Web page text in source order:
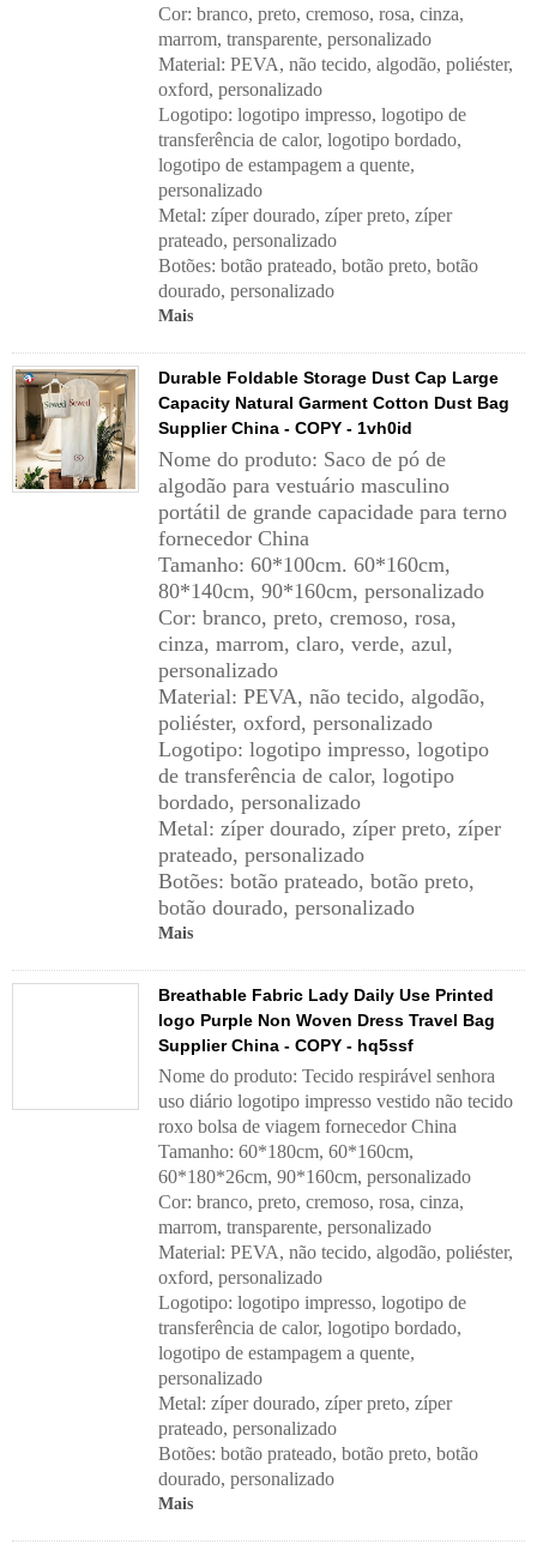
Cor: branco, preto, cremoso, rosa, cinza,
marrom, transparente, personalizado
Material: PEVA, não tecido, algodão, poliéster,
oxford, personalizado
Logotipo: logotipo impresso, logotipo de
transferência de calor, logotipo bordado,
logotipo de estampagem a quente,
personalizado
Metal: zíper dourado, zíper preto, zíper
prateado, personalizado
Botões: botão prateado, botão preto, botão
dourado, personalizado
Mais
Durable Foldable Storage Dust Cap Large
Capacity Natural Garment Cotton Dust Bag
Supplier China - COPY - 1vh0id
Nome do produto: Saco de pó de
algodão para vestuário masculino
portátil de grande capacidade para terno
fornecedor China
Tamanho: 60*100cm. 60*160cm,
80*140cm, 90*160cm, personalizado
Cor: branco, preto, cremoso, rosa,
cinza, marrom, claro, verde, azul,
personalizado
Material: PEVA, não tecido, algodão,
poliéster, oxford, personalizado
Logotipo: logotipo impresso, logotipo
de transferência de calor, logotipo
bordado, personalizado
Metal: zíper dourado, zíper preto, zíper
prateado, personalizado
Botões: botão prateado, botão preto,
botão dourado, personalizado
Mais
Breathable Fabric Lady Daily Use Printed
logo Purple Non Woven Dress Travel Bag
Supplier China - COPY - hq5ssf
Nome do produto: Tecido respirável senhora
uso diário logotipo impresso vestido não tecido
roxo bolsa de viagem fornecedor China
Tamanho: 60*180cm, 60*160cm,
60*180*26cm, 90*160cm, personalizado
Cor: branco, preto, cremoso, rosa, cinza,
marrom, transparente, personalizado
Material: PEVA, não tecido, algodão, poliéster,
oxford, personalizado
Logotipo: logotipo impresso, logotipo de
transferência de calor, logotipo bordado,
logotipo de estampagem a quente,
personalizado
Metal: zíper dourado, zíper preto, zíper
prateado, personalizado
Botões: botão prateado, botão preto, botão
dourado, personalizado
Mais